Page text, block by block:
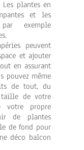
Les plantes en
et les
exemple
peuvent
et ajouter
en assurant
pouvez même
de tout, du
de votre
votre propre
de plantes
de fond pour
déco balcon